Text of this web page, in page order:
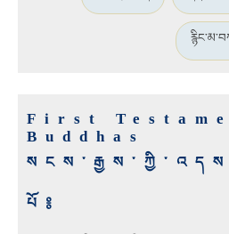
First
Buddhas
པོ༔